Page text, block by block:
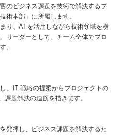
のビジネス課題を技術で解決するプ
術本部」に所属します。
り、AI を活用しながら技術領域を横
リーダーとして、チーム全体でプロ
。
、IT 戦略の提案からプロジェクトの
題解決の道筋を描きます。
発揮し、ビジネス課題を解決するた